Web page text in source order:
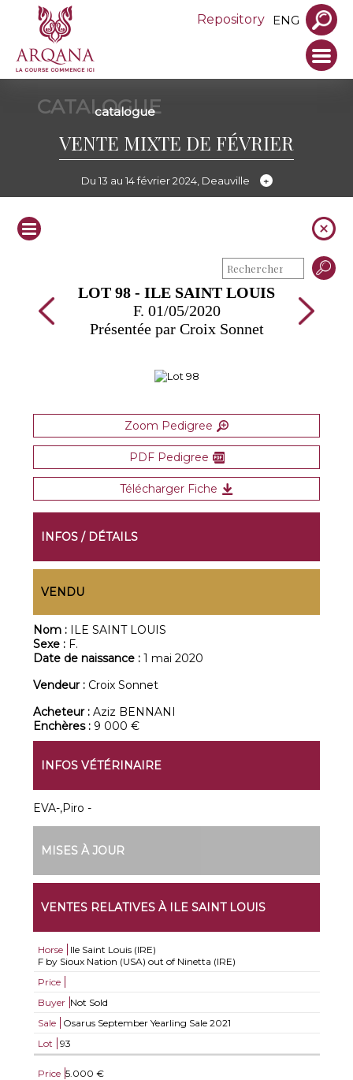
Repository ENG
CATALOGUE
catalogue
VENTE MIXTE DE FÉVRIER
Du 13 au 14 février 2024, Deauville
LOT 98 - ILE SAINT LOUIS
F. 01/05/2020
Présentée par Croix Sonnet
Zoom Pedigree
PDF Pedigree
Télécharger Fiche
INFOS / DÉTAILS
VENDU
Nom : ILE SAINT LOUIS
Sexe : F.
Date de naissance :1 mai 2020
Vendeur : Croix Sonnet
Acheteur :Aziz BENNANI
Enchères : 9 000 €
INFOS VÉTÉRINAIRE
EVA-,Piro -
MISES À JOUR
VENTES RELATIVES À ILE SAINT LOUIS
Horse
Ile Saint Louis (IRE)
F by Sioux Nation (USA) out of Ninetta (IRE)
Price
Buyer Not Sold
Sale
Osarus September Yearling Sale 2021
Lot
93
Price 5.000 €